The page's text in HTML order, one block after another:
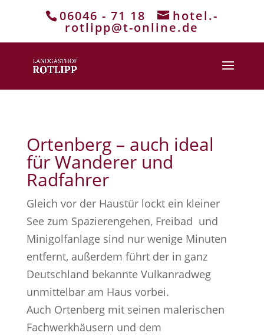
06046 - 71 18 hotel.-
rotlipp@t-online.de
Ortenberg – auch ideal
für Wanderer und
Radfahrer
Gleich vor der Haustür lockt ein kleiner
See zum Spazierengehen, Freibad und
Minigolfanlage sind nur wenige Minuten
entfernt, außerdem führt der in ganz
Deutschland bekannte Vulkanradweg
unmittelbar am Haus vorbei.
Auch Ortenberg mit seinen malerischen
Fachwerkhäusern und dem